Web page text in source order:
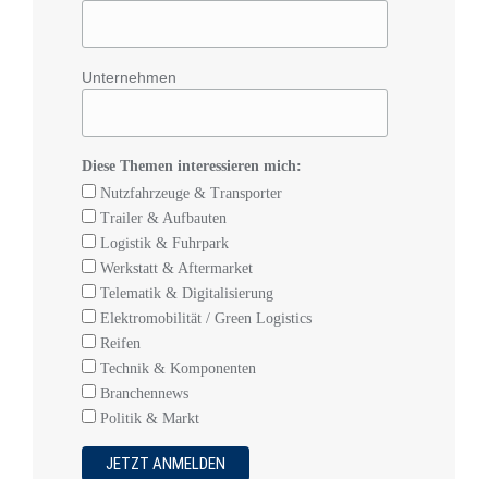
Unternehmen
Diese Themen interessieren mich:
Nutzfahrzeuge & Transporter
Trailer & Aufbauten
Logistik & Fuhrpark
Werkstatt & Aftermarket
Telematik & Digitalisierung
Elektromobilität / Green Logistics
Reifen
Technik & Komponenten
Branchennews
Politik & Markt